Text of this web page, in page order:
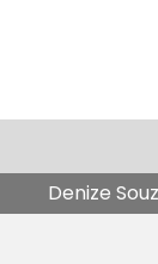
Denize